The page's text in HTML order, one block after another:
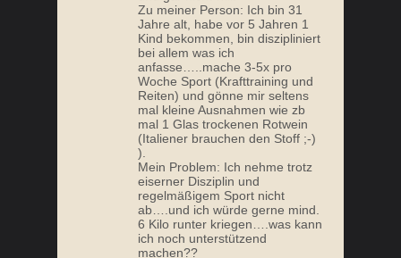
Zu meiner Person: Ich bin 31
Jahre alt, habe vor 5 Jahren 1
Kind bekommen, bin diszipliniert
bei allem was ich
anfasse…..mache 3-5x pro
Woche Sport (Krafttraining und
Reiten) und gönne mir seltens
mal kleine Ausnahmen wie zb
mal 1 Glas trockenen Rotwein
(Italiener brauchen den Stoff ;-)
).
Mein Problem: Ich nehme trotz
eiserner Disziplin und
regelmäßigem Sport nicht
ab….und ich würde gerne mind.
6 Kilo runter kriegen….was kann
ich noch unterstützend
machen??